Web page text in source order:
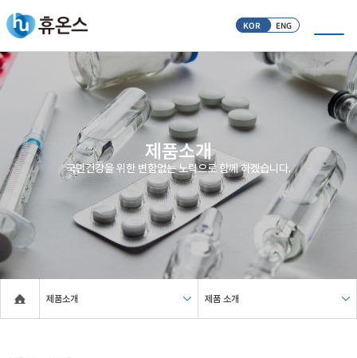
KOR ENG
제품소개
국민건강을 위한 변함없는 노력으로 함께 하겠습니다.
제품소개 제품 소개